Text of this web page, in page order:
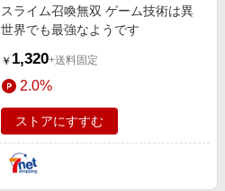
スライム召喚無双 ゲーム技術は異
世界でも最強なようです
￥ 1,320+送料固定
2.0%
ストアにすすむ